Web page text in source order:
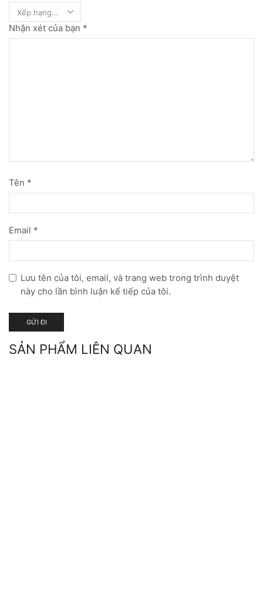
Nhận xét của bạn *
Tên *
Email *
Lưu tên của tôi, email, và trang web trong trình duyệt
này cho lần bình luận kế tiếp của tôi.
SẢN PHẨM LIÊN QUAN